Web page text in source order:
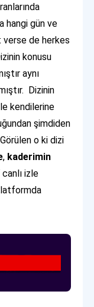
hangi gün ve
de herkes
konusu
aynı
Dizinin
kendilerine
şimdiden
o ki dizi
, kaderimin
izle